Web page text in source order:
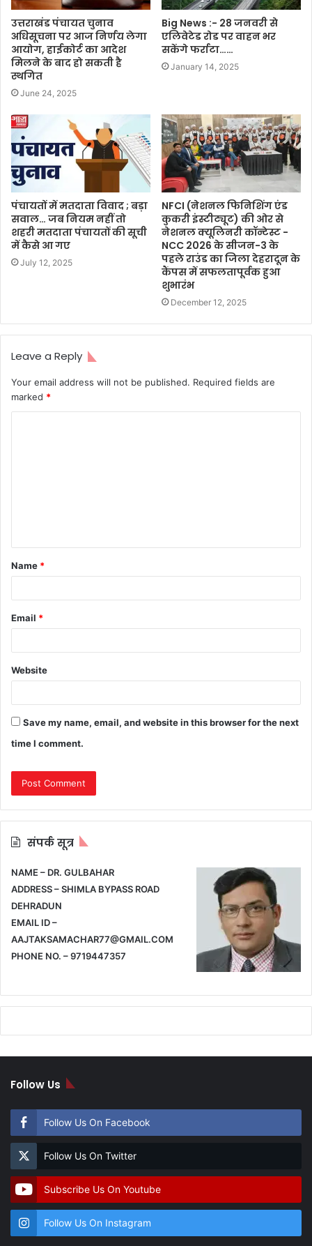
उत्तराखंड पंचायत चुनाव
अधिसूचना पर आज निर्णय लेगा
आयोग, हाईकोर्ट का आदेश
मिलने के बाद हो सकती है
स्थगित
June 24, 2025
Big News :- 28 जनवरी से
एलिवेटेड रोड पर वाहन भर
सकेंगे फर्राटा……
January 14, 2025
पंचायतों में मतदाता विवाद ; बड़ा
सवाल… जब नियम नहीं तो
शहरी मतदाता पंचायतों की सूची
में कैसे आ गए
July 12, 2025
NFCI (नेशनल फिनिशिंग एंड
कुकरी इंस्टीट्यूट) की ओर से
नेशनल क्यूलिनरी कॉन्टेस्ट -
NCC 2026 के सीजन-3 के
पहले राउंड का जिला देहरादून के
कैंपस में सफलतापूर्वक हुआ
शुभारंभ
December 12, 2025
Leave a Reply
Your email address will not be published. Required fields are
marked *
t
*
Name *
Email *
Website
Save my name, email, and website in this browser for the next
time I comment.
संपर्क सूत्र
NAME – DR. GULBAHAR
ADDRESS – SHIMLA BYPASS ROAD
DEHRADUN
EMAIL ID –
AAJTAKSAMACHAR77@GMAIL.COM
PHONE NO. – 9719447357
Follow Us
Follow Us On Facebook
Follow Us On Twitter
Subscribe Us On Youtube
Follow Us On Instagram